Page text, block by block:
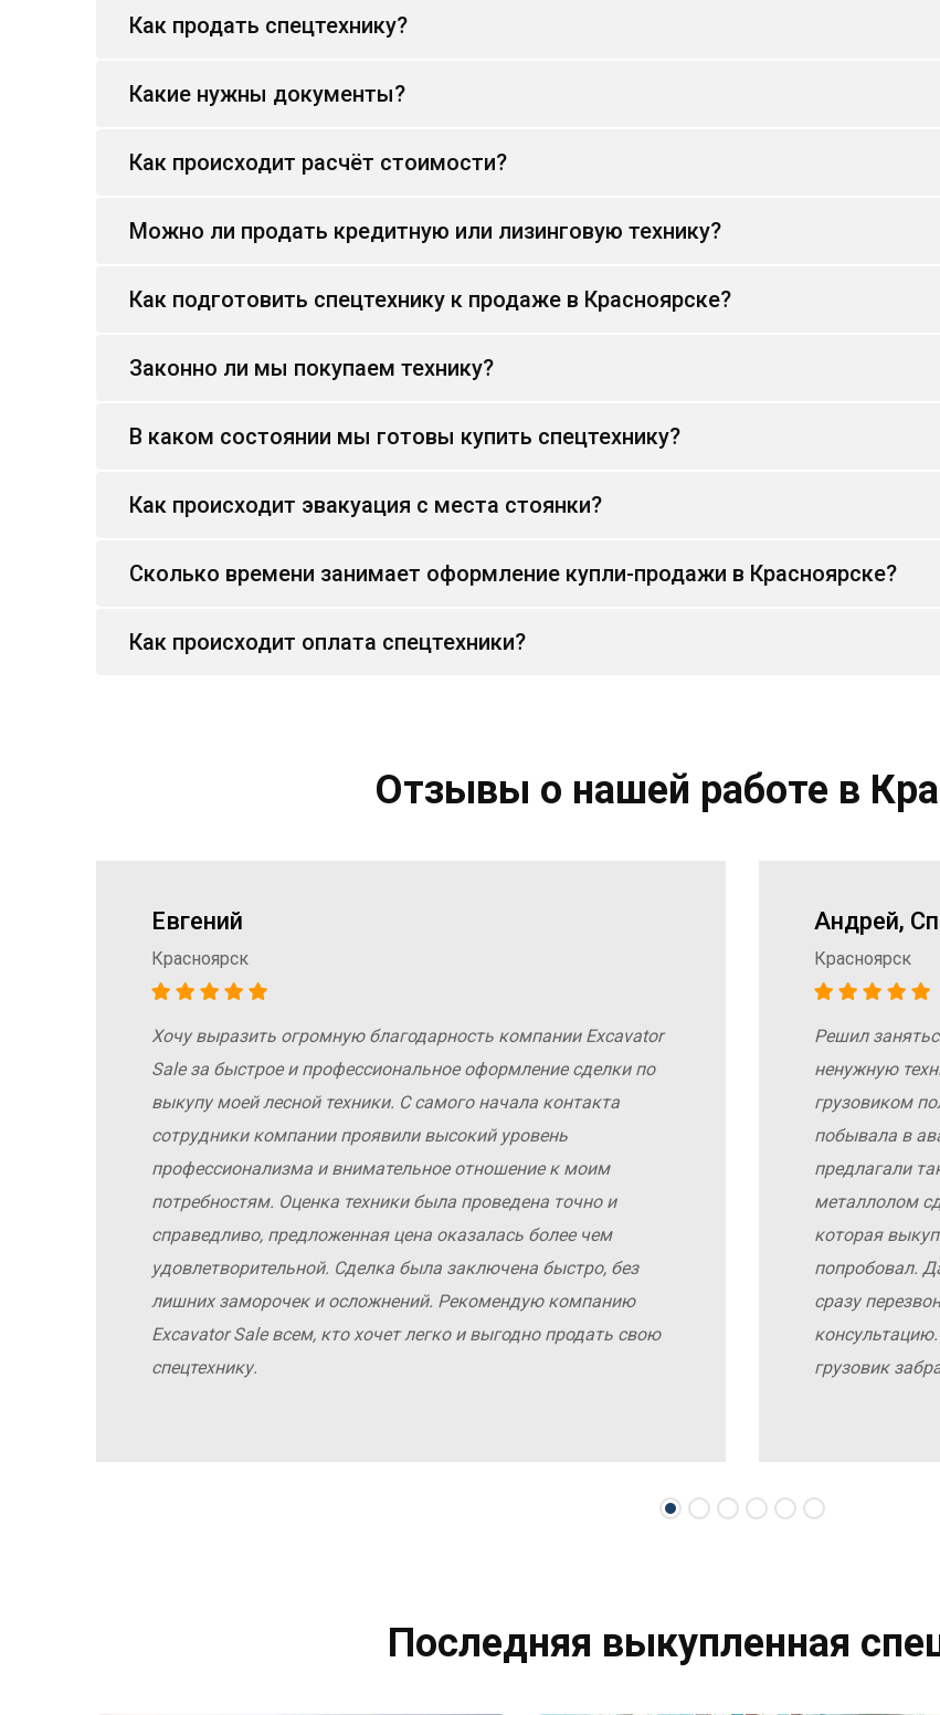
Как продать спецтехнику?
Какие нужны документы?
Как происходит расчёт стоимости?
Можно ли продать кредитную или лизинговую технику?
Как подготовить спецтехнику к продаже в Красноярске?
Законно ли мы покупаем технику?
В каком состоянии мы готовы купить спецтехнику?
Как происходит эвакуация с места стоянки?
Сколько времени занимает оформление купли-продажи в Красноярске?
Как происходит оплата спецтехники?
Отзывы о нашей работе в
Евгений
Красноярск
Хочу выразить огромную благодарность компании Excavator
Sale за быстрое и профессиональное оформление сделки по
выкупу моей лесной техники. С самого начала контакта
сотрудники компании проявили высокий уровень
профессионализма и внимательное отношение к моим
потребностям. Оценка техники была проведена точно и
справедливо, предложенная цена оказалась более чем
удовлетворительной. Сделка была заключена быстро, без
лишних заморочек и осложнений. Рекомендую компанию
Excavator Sale всем, кто хочет легко и выгодно продать свою
спецтехнику.
Андрей,
Красноярск
Решил
ненужную
грузовиком
побывала в
предлагали
металлолом
которая
попробовал.
сразу
грузовик
Последняя выкупленная